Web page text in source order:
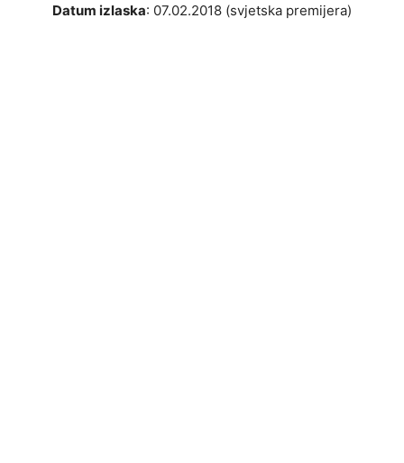
Datum izlaska: 07.02.2018 (svjetska premijera)